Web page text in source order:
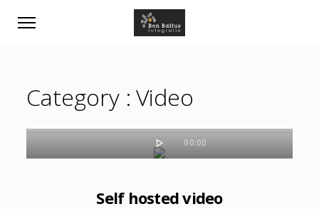
Category :Video
00:00
Self hosted video